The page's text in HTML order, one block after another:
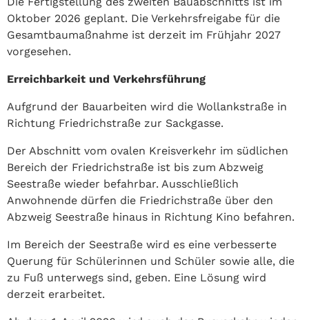
Oktober 2026 geplant. Die Verkehrsfreigabe für die
Gesamtbaumaßnahme ist derzeit im Frühjahr 2027
vorgesehen.
Erreichbarkeit und Verkehrsführung
Aufgrund der Bauarbeiten wird die Wollankstraße in
Richtung Friedrichstraße zur Sackgasse.
Der Abschnitt vom ovalen Kreisverkehr im südlichen
Bereich der Friedrichstraße ist bis zum Abzweig
Seestraße wieder befahrbar. Ausschließlich
Anwohnende dürfen die Friedrichstraße über den
Abzweig Seestraße hinaus in Richtung Kino befahren.
Im Bereich der Seestraße wird es eine verbesserte
Querung für Schülerinnen und Schüler sowie alle, die
zu Fuß unterwegs sind, geben. Eine Lösung wird
derzeit erarbeitet.